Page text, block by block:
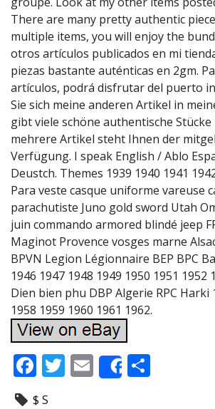
There are many pretty authentic
multiple items, you will enjoy the
otros artículos publicados en mi
piezas bastante auténticas en 2gm.
artículos, podrá disfrutar del puerto
Sie sich meine anderen Artikel in
gibt viele schöne authentische Stücke
mehrere Artikel steht Ihnen der
Verfügung. I speak English / Ablo
Deustch. Themes 1939 1940 1941
Para veste casque uniforme vareuse
parachutiste Juno gold sword Utah
juin commando armored blindé jeep
Maginot Provence vosges marne
BPVN Legion Légionnaire BEP BPC
1946 1947 1948 1949 1950 1951 1952
Dien bien phu DBP Algerie RPC Harki
1958 1959 1960 1961 1962.
F
ac
T E
m
Share
$ S